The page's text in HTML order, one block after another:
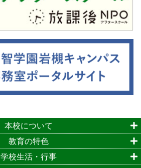
本校について
教育の特色
学校生活・行事